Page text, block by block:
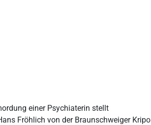
einer Psychiaterin stellt
Fröhlich von der Braunschweiger Kripo